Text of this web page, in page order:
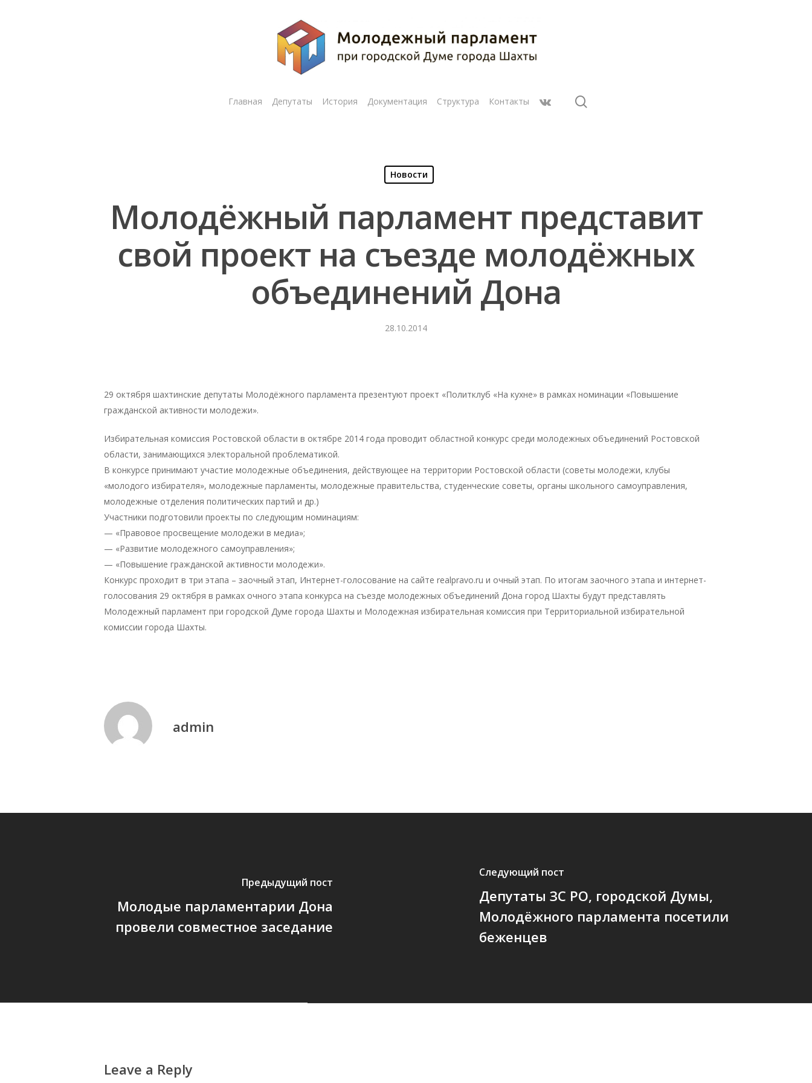
Нажмите Enter для поиска или ESC чтобы закрыть
Главная Депутаты История Документация Структура Контакты
Новости
Молодёжный парламент представит
свой проект на съезде молодёжных
объединений Дона
28.10.2014
29 октября шахтинские депутаты Молодёжного парламента презентуют проект «Политклуб «На кухне» в рамках номинации «Повышение
гражданской активности молодежи».
Избирательная комиссия Ростовской области в октябре 2014 года проводит областной конкурс среди молодежных объединений Ростовской
области, занимающихся электоральной проблематикой.
В конкурсе принимают участие молодежные объединения, действующее на территории Ростовской области (советы молодежи, клубы
«молодого избирателя», молодежные парламенты, молодежные правительства, студенческие советы, органы школьного самоуправления,
молодежные отделения политических партий и др.)
Участники подготовили проекты по следующим номинациям:
— «Правовое просвещение молодежи в медиа»;
— «Развитие молодежного самоуправления»;
— «Повышение гражданской активности молодежи».
Конкурс проходит в три этапа – заочный этап, Интернет-голосование на сайте realpravo.ru и очный этап. По итогам заочного этапа и интернет-
голосования 29 октября в рамках очного этапа конкурса на съезде молодежных объединений Дона город Шахты будут представлять
Молодежный парламент при городской Думе города Шахты и Молодежная избирательная комиссия при Территориальной избирательной
комиссии города Шахты.
admin
Предыдущий пост
Молодые парламентарии Дона
провели совместное заседание
Следующий пост
Депутаты ЗС РО, городской Думы,
Молодёжного парламента посетили
беженцев
Leave a Reply